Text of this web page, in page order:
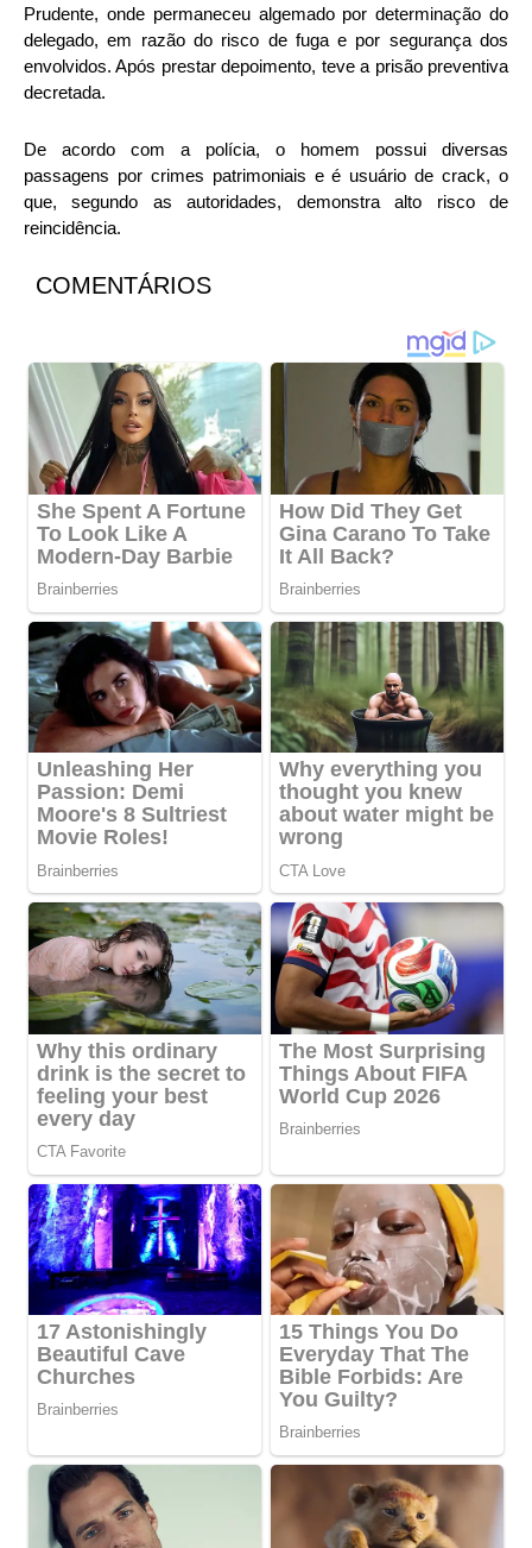
Prudente, onde permaneceu algemado por determinação do
delegado, em razão do risco de fuga e por segurança dos
envolvidos. Após prestar depoimento, teve a prisão preventiva
decretada.
De acordo com a polícia, o homem possui diversas
passagens por crimes patrimoniais e é usuário de crack, o
que, segundo as autoridades, demonstra alto risco de
reincidência.
COMENTÁRIOS